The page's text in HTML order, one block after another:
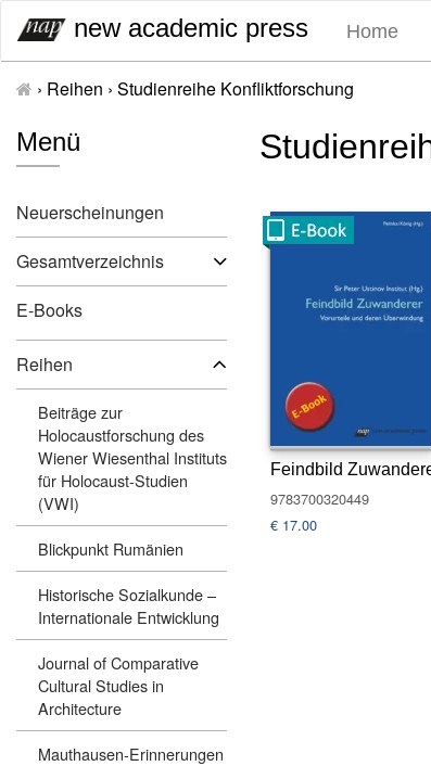
i
new academic press Home
› Reihen › Studienreihe Konfliktforschung
Menü
Neuerscheinungen
Gesamtverzeichnis
E-Books
Reihen
Beiträge zur
Holocaustforschung des
Wiener Wiesenthal Instituts
für Holocaust-Studien
(VWI)
Blickpunkt Rumänien
Historische Sozialkunde –
Internationale Entwicklung
Journal of Comparative
Cultural Studies in
Architecture
Mauthausen-Erinnerungen
Feindbild
9783700320449
€ 17.00